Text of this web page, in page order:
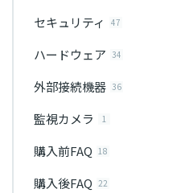
セキュリティ 47
ハードウェア 34
外部接続機器 36
監視カメラ 1
購入前FAQ 18
購入後FAQ 22